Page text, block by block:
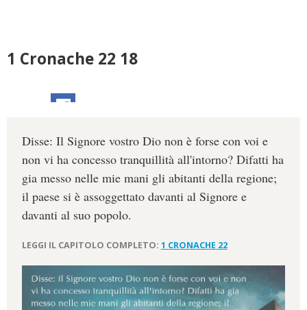
1 Cronache 22 18
Disse: Il Signore vostro Dio non è forse con voi e
non vi ha concesso tranquillità all'intorno? Difatti ha
gia messo nelle mie mani gli abitanti della regione;
il paese si è assoggettato davanti al Signore e
davanti al suo popolo.
LEGGI IL CAPITOLO COMPLETO: 1 CRONACHE 22